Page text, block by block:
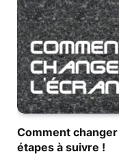
Comment changer
étapes à suivre !